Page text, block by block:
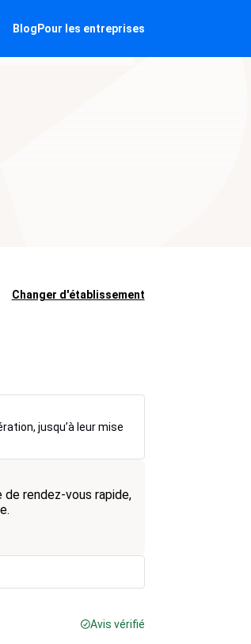
Blog Pour les entreprises
Changer d'établissement
jusqu’à leur mise
rendez-vous rapide,
Avis vérifié